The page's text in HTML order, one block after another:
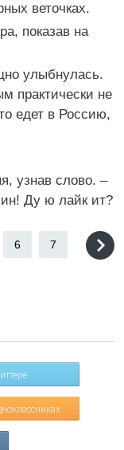
веточках.
показав на
улыбнулась.
практически не
едет в Россию,
узнав слово. –
Ду ю лайк ит?
6 7